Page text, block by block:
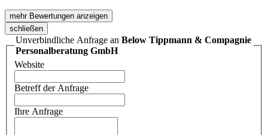
mehr Bewertungen anzeigen
schließen
Unverbindliche Anfrage an Below Tippmann & Compagnie
Personalberatung GmbH
Website
Betreff der Anfrage
Ihre Anfrage